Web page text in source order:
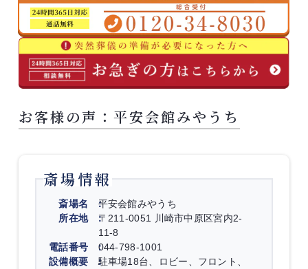
お客様の声：平安会館みやうち
斎場情報
斎場名
平安会館みやうち
所在地
〒211-0051 川崎市中原区宮内2-
11-8
電話番号
044-798-1001
設備概要
駐車場18台、ロビー、フロント、